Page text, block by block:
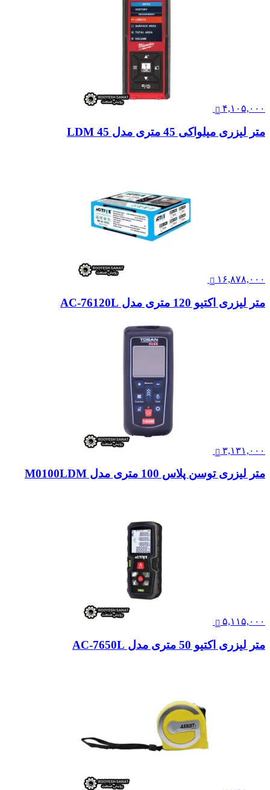
۴,۱۰۵,۰۰۰
متر لیزری میلواکی 45 متری مدل LDM 45
۱۶,۸۷۸,۰۰۰
متر لیزری اکتیو 120 متری مدل AC-76120L
۳,۱۳۱,۰۰۰
متر لیزری توسن پلاس 100 متری مدل M0100LDM
۵,۱۱۵,۰۰۰
متر لیزری اکتیو 50 متری مدل AC-7650L